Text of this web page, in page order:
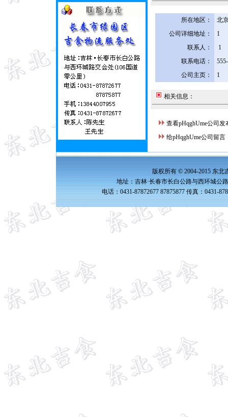
所在地区：
北
公司详细地址：
1
联系人：
1
联系电话：
公司主页：
1
相关信息：
查看pHqghUme公司发
给pHqghUme公司留言
版权所有 © 2004-2015 东北
地址：吉林·长春市长白公路与西环城公
电话：0431-87872677 87875877 传真：0431-